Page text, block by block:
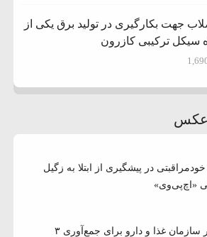
جهت بکارگیری در تولید برق یکی از
سیکل ترکیبی کازرون
عکس
در پیشگیری از ابتلا به زگیل
«اچ‌پی‌وی»
دستور سازمان غذا و دارو برای جمع‌آوری ۳